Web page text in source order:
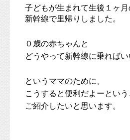
場所は、荻窪にある日本庭園
園。
ります。
子どもが生まれて生後１ヶ月
新幹線で里帰りしました。
０歳の赤ちゃんと
どうやって新幹線に乗ればい
というママのために、
こうすると便利だよーとい
ご紹介したいと思います。